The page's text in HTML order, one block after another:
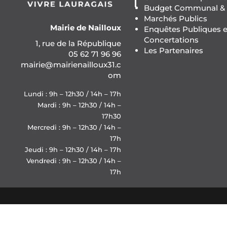
Mairie de Nailloux
1, rue de la République
05 62 71 96 96
mairie@mairienailloux31.c
om
Lundi : 9h – 12h30 / 14h – 17h
Mardi : 9h – 12h30 / 14h –
17h30
Mercredi : 9h – 12h30 / 14h –
17h
Jeudi : 9h – 12h30 / 14h – 17h
Vendredi : 9h – 12h30 / 14h –
17h
Budget Communal &
Marchés Publics
Enquêtes Publiques
Concertations
Les Partenaires